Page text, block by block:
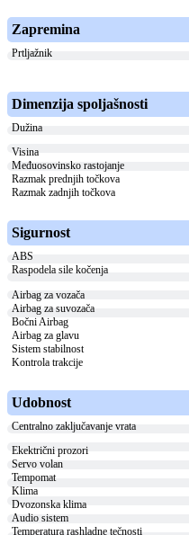
Zapremina
Prtljažnik
Dimenzija spoljašnosti
Dužina
Visina
Međuosovinsko rastojanje
Razmak prednjih točkova
Razmak zadnjih točkova
Sigurnost
ABS
Raspodela sile kočenja
Airbag za vozača
Airbag za suvozača
Bočni Airbag
Airbag za glavu
Sistem stabilnost
Kontrola trakcije
Udobnost
Centralno zaključavanje vrata
Ekektrični prozori
Servo volan
Tempomat
Klima
Dvozonska klima
Audio sistem
Temperatura rashladne tečnosti